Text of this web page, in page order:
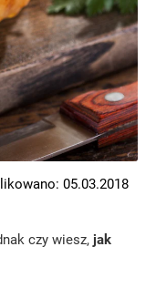
05.03.2018
czy wiesz, jak